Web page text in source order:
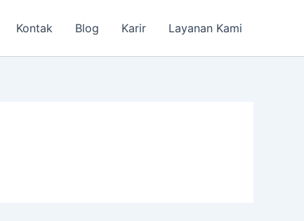
Kontak Blog Karir Layanan Kami